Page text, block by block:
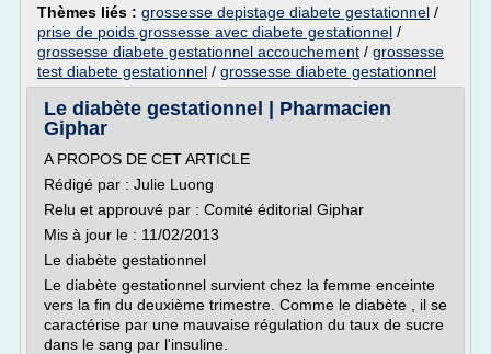
Thèmes liés : grossesse depistage diabete gestationnel /
prise de poids grossesse avec diabete gestationnel /
grossesse diabete gestationnel accouchement / grossesse
test diabete gestationnel / grossesse diabete gestationnel
Le diabète gestationnel | Pharmacien
Giphar
A PROPOS DE CET ARTICLE
Rédigé par : Julie Luong
Relu et approuvé par : Comité éditorial Giphar
Mis à jour le : 11/02/2013
Le diabète gestationnel
Le diabète gestationnel survient chez la femme enceinte
vers la fin du deuxième trimestre. Comme le diabète , il se
caractérise par une mauvaise régulation du taux de sucre
dans le sang par l'insuline.